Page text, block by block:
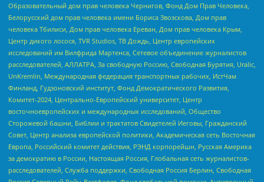
Образовательный дом прав человека Чернигов, Фонд Дом Прав Человека,
Белорусский дом прав человека имени Бориса Звозскова, Дом прав
человека Тбилиси, Дом прав человека Ереван, Дом прав человека Крым,
Центр дикого лосося, TVR Studios, ТВ Дождь, Центр европейских
исследований им Вилфрида Мартенса, Сетевое объединение журналистов
расследователей, АЛЛАТРА, За свободную Россию, Свободная Бурятия, Uralic,
UnKremlin, Международная федерация транспортных рабочих, ИстЧам
Финланд, Гудзоновский институт, Фонд Демократического Развития,
Комитет-2024, Центрально-Европейский университет, Центр
восточноевропейских и международных исследований, Общество
Сторожевой башни, Библии и трактатов Свидетелей Иеговы, Гражданский
Совет, Центр анализа европейской политики, Академическая сеть Восточная
Европа, Российский комитет действия, РЭНД корпорейшн, Русская Америка
за демократию в России, Настоящая Россия, Глобальная сеть журналистов-
расследователей, Служба поддержки, Свободная Россия Берлин, Свободная